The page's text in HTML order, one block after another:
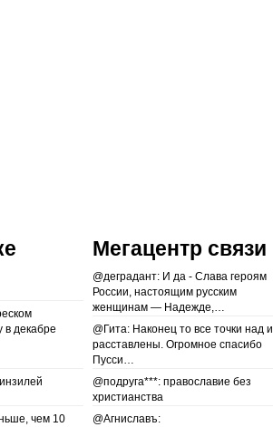
в декабре
чем 10
Мегацентр связи
@деградант: И да - Слава героям
России, настоящим русским
женщинам — Надежде,…
@Гита: Наконец то все точки над и
расставлены. Огромное спасибо
Пусси…
@подруга***: православие без
христианства
@Агниславъ: